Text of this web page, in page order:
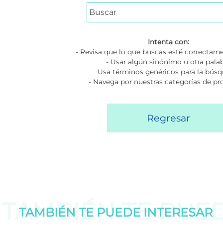
Intenta con:
- Revisa que lo que buscas esté
- Usar algún sinónimo u otra
Usa términos genéricos para la
- Navega por nuestras categorías de
Regresar
TAMBIÉN TE
TAMBIÉN TE PUEDE INTERESAR